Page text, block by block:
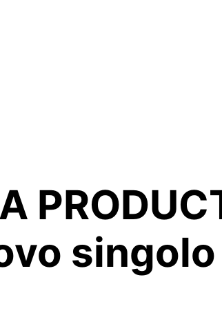
singolo